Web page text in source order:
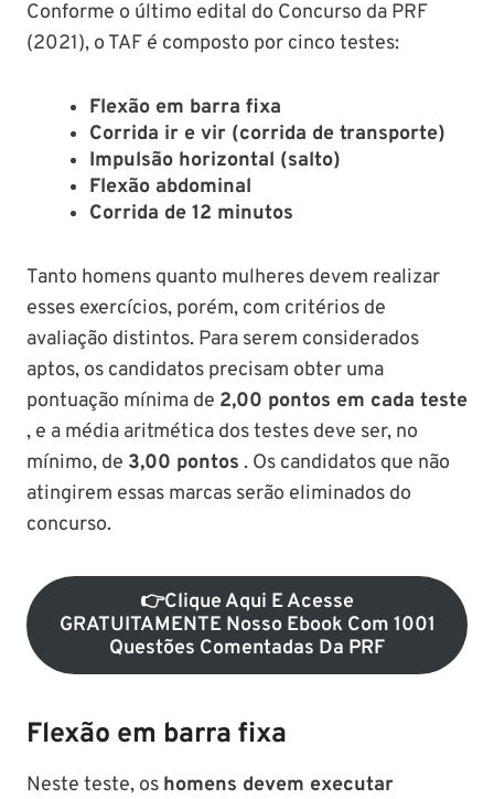
Conforme o último edital do Concurso da PRF
(2021), o TAF é composto por cinco testes:
Flexão em barra fixa
Corrida ir e vir (corrida de transporte)
Impulsão horizontal (salto)
Flexão abdominal
Corrida de 12 minutos
Tanto homens quanto mulheres devem realizar
esses exercícios, porém, com critérios de
avaliação distintos. Para serem considerados
aptos, os candidatos precisam obter uma
pontuação mínima de 2,00 pontos em cada teste
, e a média aritmética dos testes deve ser, no
mínimo, de 3,00 pontos . Os candidatos que não
atingirem essas marcas serão eliminados do
concurso.
👉Clique Aqui E Acesse
GRATUITAMENTE Nosso Ebook Com 1001
Questões Comentadas Da PRF
Flexão em barra fixa
Neste teste, os homens devem executar